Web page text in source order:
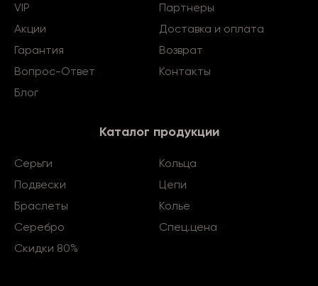
VIP
Партнеры
Акции
Доставка и оплата
Гарантия
Возврат
Вопрос-Ответ
Контакты
Блог
Каталог продукции
Серьги
Кольца
Подвески
Цепи
Браслеты
Колье
Серебро
Спец.цена
Скидки 80%